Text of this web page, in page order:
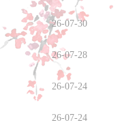
26-07-30
26-07-28
26-07-24
26-07-24